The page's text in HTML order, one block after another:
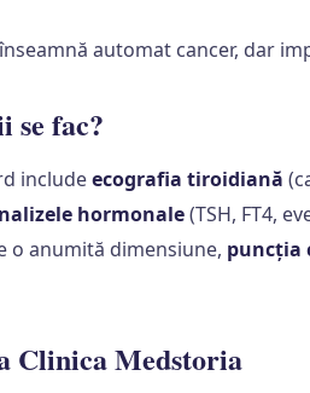
automat cancer, dar
se fac?
includeecografia tiroidiană
hormonale(TSH, FT4,
o anumită dimensiune, puncția
Clinica Medstoria